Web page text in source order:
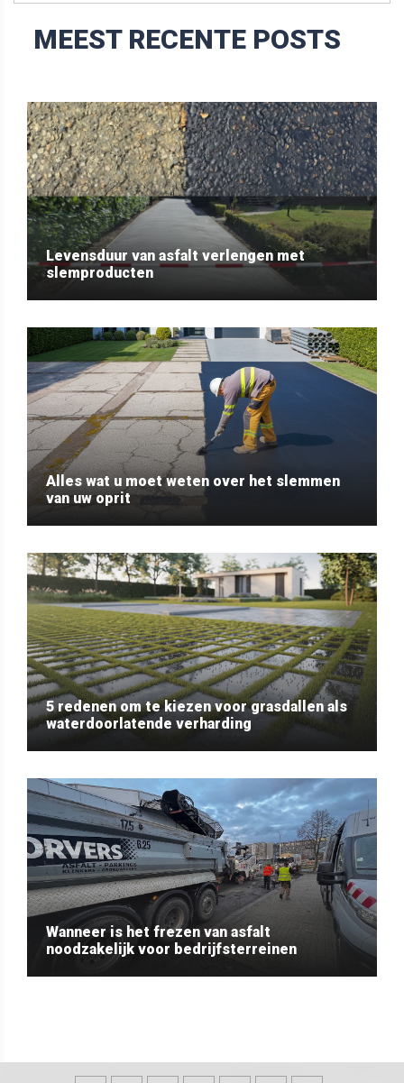
MEEST RECENTE POSTS
Levensduur van asfalt verlengen met
slemproducten
Alles wat u moet weten over het slemmen
van uw oprit
5 redenen om te kiezen voor grasdallen als
waterdoorlatende verharding
Wanneer is het frezen van asfalt
noodzakelijk voor bedrijfsterreinen